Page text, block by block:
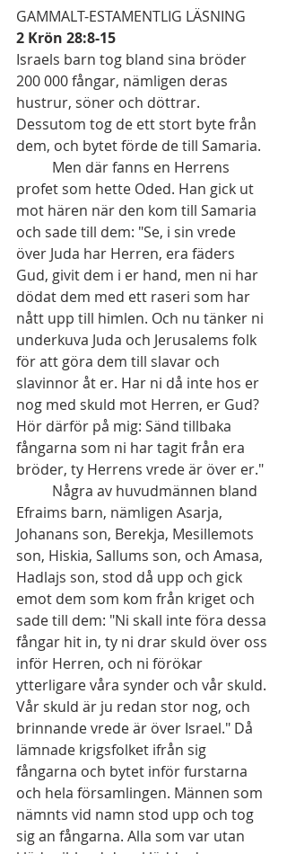
GAMMALT-ESTAMENTLIG LÄSNING
2 Krön 28:8-15
Israels barn tog bland sina bröder
200 000 fångar, nämligen deras
hustrur, söner och döttrar.
Dessutom tog de ett stort byte från
dem, och bytet förde de till Samaria.
profet som hette Oded. Han gick ut
mot hären när den kom till Samaria
och sade till dem: "Se, i sin vrede
över Juda har Herren, era fäders
Gud, givit dem i er hand, men ni har
dödat dem med ett raseri som har
nått upp till himlen. Och nu tänker ni
underkuva Juda och Jerusalems folk
för att göra dem till slavar och
slavinnor åt er. Har ni då inte hos er
nog med skuld mot Herren, er Gud?
Hör därför på mig: Sänd tillbaka
fångarna som ni har tagit från era
bröder, ty Herrens vrede är över er."
Efraims barn, nämligen Asarja,
Johanans son, Berekja, Mesillemots
son, Hiskia, Sallums son, och Amasa,
Hadlajs son, stod då upp och gick
emot dem som kom från kriget och
sade till dem: "Ni skall inte föra dessa
fångar hit in, ty ni drar skuld över oss
inför Herren, och ni förökar
ytterligare våra synder och vår skuld.
Vår skuld är ju redan stor nog, och
brinnande vrede är över Israel." Då
lämnade krigsfolket ifrån sig
fångarna och bytet inför furstarna
och hela församlingen. Männen som
nämnts vid namn stod upp och tog
sig an fångarna. Alla som var utan